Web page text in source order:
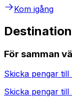
Kom igång
För samman
Skicka pengar till
Skicka pengar till